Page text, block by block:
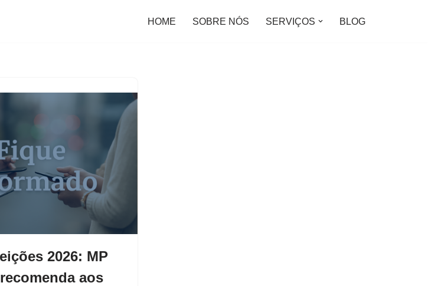
HOME SOBRE NÓS SERVIÇOS BLOG
2026: MP
aos